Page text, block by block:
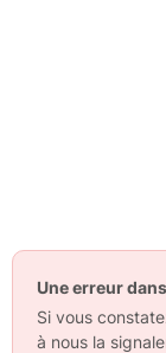
Une erreur
Si vous
à nous la